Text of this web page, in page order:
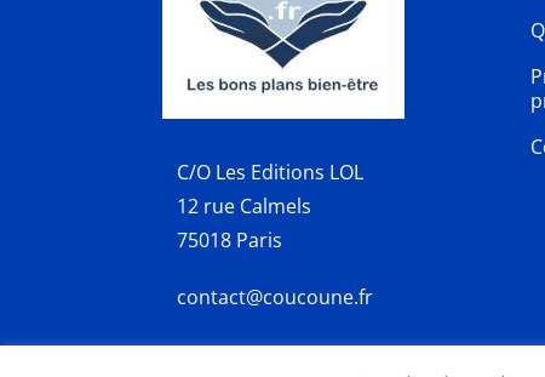
C/O Les Editions LOL
12 rue Calmels
75018 Paris
contact@coucoune.fr